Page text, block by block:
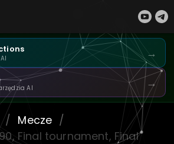
→
AI →
/ Mecze /
Final tournament, Final